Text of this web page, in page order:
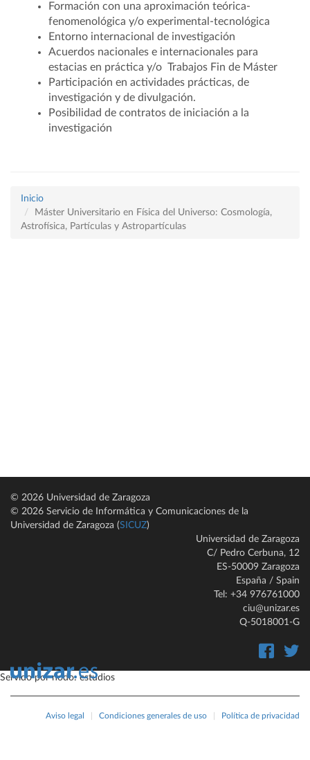
Formación con una aproximación teórica-
fenomenológica y/o experimental-tecnológica
Entorno internacional de investigación
Acuerdos nacionales e internacionales para
estacias en práctica y/o Trabajos Fin de Máster
Participación en actividades prácticas, de
investigación y de divulgación.
Posibilidad de contratos de iniciación a la
investigación
Inicio
Máster Universitario en Física del Universo: Cosmología,
Astrofísica, Partículas y Astropartículas
© 2026 Universidad de Zaragoza
© 2026 Servicio de Informática y Comunicaciones de la
Universidad de Zaragoza (SICUZ)
Universidad de Zaragoza
C/ Pedro Cerbuna, 12
ES-50009 Zaragoza
España / Spain
Tel: +34 976761000
ciu@unizar.es
Q-5018001-G
Aviso legal Condiciones generales de uso Política de privacidad
Servido por nodo: estudios